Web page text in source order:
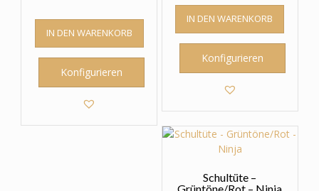
IN DEN WARENKORB
Konfigurieren
IN DEN WARENKORB
Konfigurieren
Schultüte –